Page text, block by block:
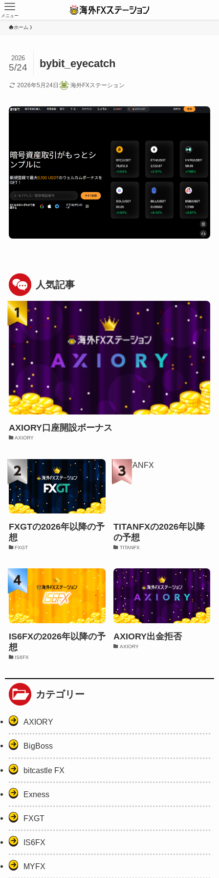
メニュー
ホーム
bybit_eyecatch
2026
5/24
2026年5月24日 海外FXステーション
人気記事
AXIORY口座開設ボーナス
AXIORY
FXGTの2026年以降の予
想
FXGT
TITANFXの2026年以降
の予想
TITANFX
IS6FXの2026年以降の予
想
IS6FX
AXIORY出金拒否
AXIORY
カテゴリー
AXIORY
BigBoss
bitcastle FX
Exness
FXGT
IS6FX
MYFX